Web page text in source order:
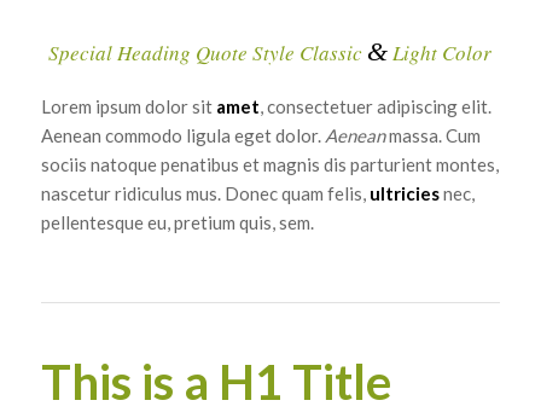
Special Heading Quote Style Classic &Light Color
Lorem ipsum dolor sit amet, consectetuer adipiscing elit.
Aenean commodo ligula eget dolor. Aeneanmassa. Cum
sociis natoque penatibus et magnis dis parturient montes,
nascetur ridiculus mus. Donec quam felis, ultriciesnec,
pellentesque eu, pretium quis, sem.
This is a H1 Title